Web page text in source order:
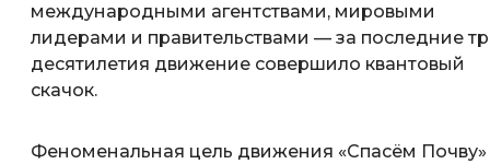
международными агентствами, мировыми
лидерами и правительствами — за последние
десятилетия движение совершило квантовый
скачок.
Феноменальная цель движения «Спасём